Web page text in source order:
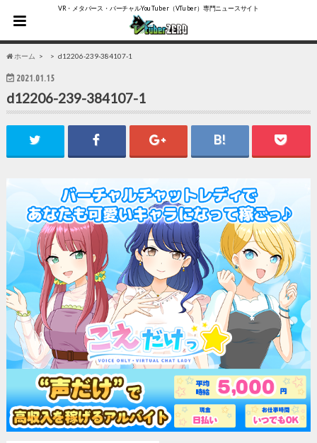
VR・メタバース・バーチャルYouTuber（VTuber）専門ニュースサイト
ホーム d12206-239-384107-1
2021.01.15
d12206-239-384107-1